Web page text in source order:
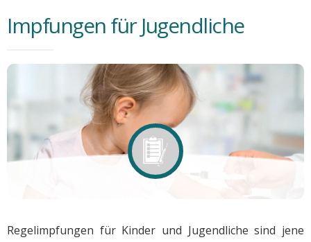
Impfungen für Jugendliche
Regelimpfungen für Kinder und Jugendliche sind jene